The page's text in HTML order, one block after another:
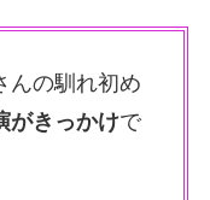
んの馴れ初め
がきっかけで